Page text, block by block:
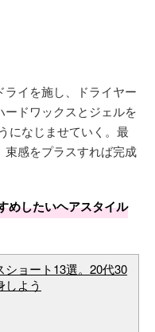
イを施し、ドライヤー
ドワックスとジェルを
になじませていく。最
感をプラスすれば完成
めしたいヘアスタイル
ショート13選。20代30
よう